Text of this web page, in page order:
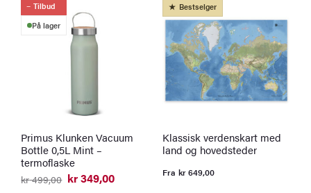
Tilbud
På lager
Primus Klunken Vacuum
Bottle 0,5L Mint –
termoflaske
kr499,00
Opprinnelig
kr349,00
Nåværende
Bestselger
Klassisk verdenskart med
land og hovedsteder
Fra kr649,00